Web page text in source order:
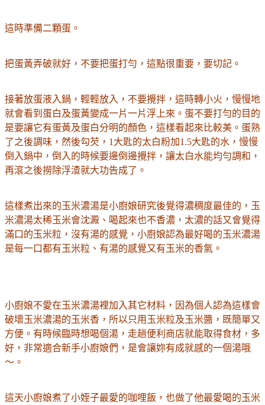
這時準備二顆蛋。
把蛋黃弄破就好，不要把蛋打勻，這點很重要，要切記。
接著放蛋液入鍋，輕輕放入，不要攪拌，這時轉小火，慢慢地
就會看到蛋白及蛋黃變成一片一片浮上來。蛋不要打勻的目的
是要讓它有蛋黃及蛋白分明的顏色，這樣看起來比較美。蛋熟
了之後調味，然後勾芡，1大匙的太白粉加1.5大匙的水，慢慢
倒入鍋中，倒入的時候要邊倒邊攪拌，讓太白水能均勻調和，
再滾之後撈除浮渣就大功告成了。
這樣煮出來的玉米濃湯是小廚娘研究後覺得濃稠度最佳的，玉
米濃湯太稀玉米會沈澱、喝起來也不香濃，太濃的話又會覺得
滿口的玉米粒，沒有湯的感覺，小廚娘認為最好喝的玉米濃湯
是每一口都有玉米粒、有湯的感覺又有玉米的香氣。
小廚娘不愛在玉米濃湯裡加入其它材料，因為個人認為這樣會
破壞玉米濃湯的玉米香，所以只用玉米粒及玉米醬，既簡單又
方便。有時候臨時想喝個湯，走趟便利商店就能取得食材，多
好，非常適合新手小廚娘們，是會讓妳有成就感的一個湯哦
～。
這天小廚娘煮了小姪子最愛的咖哩飯，也做了他最愛喝的玉米